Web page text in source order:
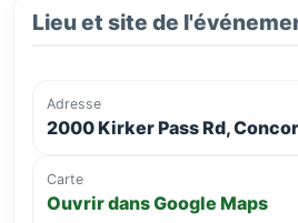
Lieu et site de
Adresse
2000 Kirker Pass Rd,
Carte
Ouvrir dans Google Maps